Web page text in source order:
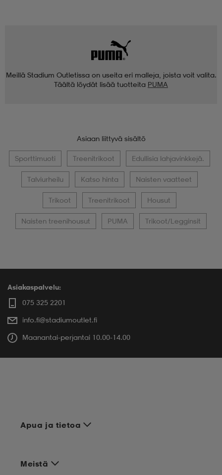
Meillä Stadium Outletissa on useita eri malleja, joista voit valita.
Täältä löydät lisää tuotteita PUMA
Asiaan liittyvä sisältö
Sporttimuoti Treenitrikoot Edullisia lahjavinkkejä.
Talviurheilu Katso hinta Naisten vaatteet
Trikoot Treenitrikoot Housut
Naisten treenihousut PUMA Trikoot/Legginsit
Asiakaspalvelu:
075 325 2201
info.fi@stadiumoutlet.fi
Maanantai-perjantai 10.00-14.00
Apua ja tietoa
Meistä